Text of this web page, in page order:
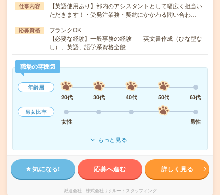
仕事内容
【英語使用あり】部内のアシスタントとして幅広く担当い
ただきます！・受発注業務・契約にかかわる問い合わ…
応募資格
ブランクOK
【必要な経験】一般事務の経験 英文書作成（ひな型な
し）、英語、語学系資格全般
職場の雰囲気
年齢層
20代
30代 40代 50代
60代
男女比率
女性
男性
もっと見る
気になる! 応募へ進む 詳しく見る
派遣会社 株式会社リクルートスタッフィング